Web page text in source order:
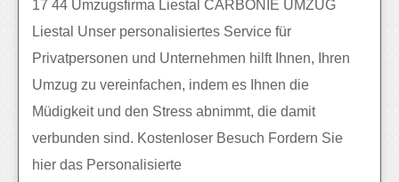
17 44 Umzugsfirma Liestal CARBONIE UMZUG
Liestal Unser personalisiertes Service für
Privatpersonen und Unternehmen hilft Ihnen, Ihren
Umzug zu vereinfachen, indem es Ihnen die
Müdigkeit und den Stress abnimmt, die damit
verbunden sind. Kostenloser Besuch Fordern Sie
hier das Personalisierte